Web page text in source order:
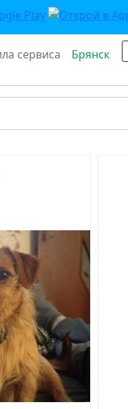
сервиса Брянск